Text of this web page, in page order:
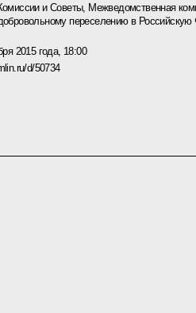
и Советы, Межведомственная
переселению в
2015 года, 18:00
d/50734